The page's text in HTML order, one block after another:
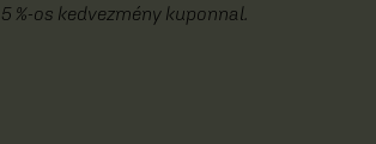
%-os kedvezmény kuponnal.